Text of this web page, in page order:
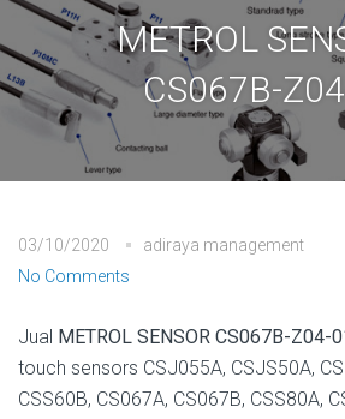
METROL
CS067B-
03/10/2020
adiraya management
No Comments
Jual METROL SENSOR CS067B-Z04-
touch sensors CSJ055A, CSJS50A,
CSS60B, CS067A, CS067B, CSS80A,